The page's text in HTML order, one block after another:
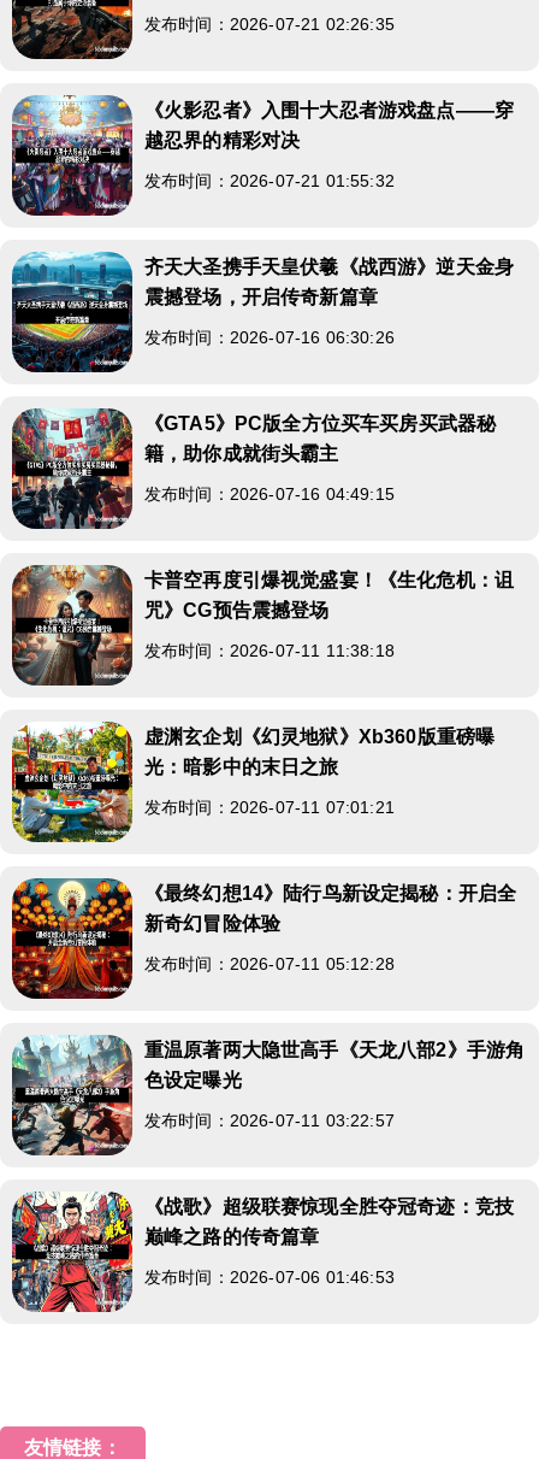
发布时间：2026-07-21 02:26:35
《火影忍者》入围十大忍者游戏盘点——穿
越忍界的精彩对决
发布时间：2026-07-21 01:55:32
齐天大圣携手天皇伏羲《战西游》逆天金身
震撼登场，开启传奇新篇章
发布时间：2026-07-16 06:30:26
《GTA5》PC版全方位买车买房买武器秘
籍，助你成就街头霸主
发布时间：2026-07-16 04:49:15
卡普空再度引爆视觉盛宴！《生化危机：诅
咒》CG预告震撼登场
发布时间：2026-07-11 11:38:18
虚渊玄企划《幻灵地狱》Xb360版重磅曝
光：暗影中的末日之旅
发布时间：2026-07-11 07:01:21
《最终幻想14》陆行鸟新设定揭秘：开启全
新奇幻冒险体验
发布时间：2026-07-11 05:12:28
重温原著两大隐世高手《天龙八部2》手游角
色设定曝光
发布时间：2026-07-11 03:22:57
《战歌》超级联赛惊现全胜夺冠奇迹：竞技
巅峰之路的传奇篇章
发布时间：2026-07-06 01:46:53
友情链接：